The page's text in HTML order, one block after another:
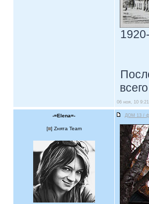
06 ноя, 10 9:21
-=Elena=- ДОМ 13 /
[ ] Zнята Team